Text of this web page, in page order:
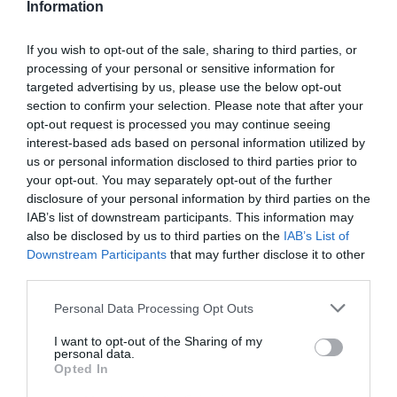
Information
If you wish to opt-out of the sale, sharing to third parties, or
processing of your personal or sensitive information for
targeted advertising by us, please use the below opt-out
section to confirm your selection. Please note that after your
opt-out request is processed you may continue seeing
interest-based ads based on personal information utilized by
us or personal information disclosed to third parties prior to
your opt-out. You may separately opt-out of the further
disclosure of your personal information by third parties on the
IAB’s list of downstream participants. This information may
also be disclosed by us to third parties on the IAB’s List of
Downstream Participants that may further disclose it to other
Personal Data Processing Opt Outs
I want to opt-out of the Sharing of my
personal data.
Opted In
Quirón Prevención, motivo por el que la Fiscalía considera
exclusivamente a criterios mercantiles o si pudo ocultar
algún tipo de contraprestación económica vinculada a
negocios previos.
Nadie ha sido condenado por estos hechos y la
investigación continúa abierta, pero precisamente por eso
resulta tan llamativo que las diligencias esenciales para
aclarar las sospechas permanezcan bloqueadas durante
meses. Una justicia lenta no solo perjudica a quienes
finalmente puedan resultar inocentes, sino también a la
aclaración rápida y transparente.
Un retraso difícil de explicar
La versión oficial apunta a la acumulación de trabajo en el